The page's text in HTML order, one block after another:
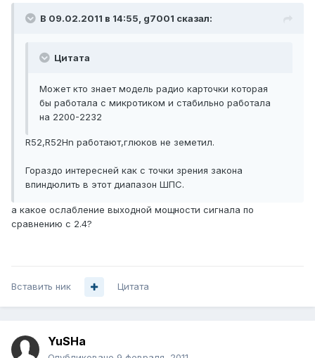
В 09.02.2011 в 14:55, g7001 сказал:
Цитата
Может кто знает модель радио карточки которая
бы работала с микротиком и стабильно работала
на 2200-2232
R52,R52Hn работают,глюков не земетил.
Гораздо интересней как с точки зрения закона
впиндюлить в этот диапазон ШПС.
а какое ослабление выходной мощности сигнала по
сравнению с 2.4?
Вставить ник Цитата
YuSHa